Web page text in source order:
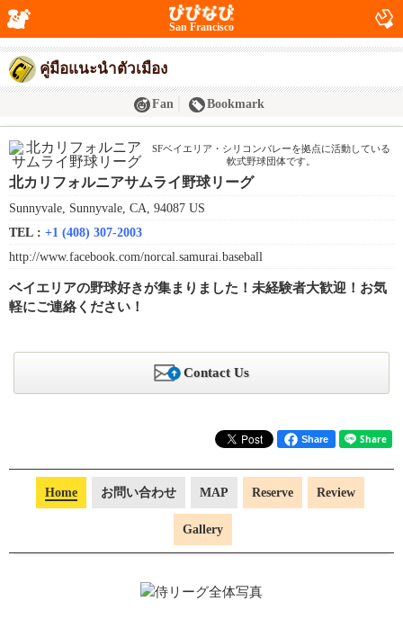
San Francisco
คู่มือแนะนำตัวเมือง
Fan Bookmark
SFベイエリア・シリコンバレーを拠点に活動している
軟式野球団体です。
北カリフォルニアサムライ野球リーグ
Sunnyvale, Sunnyvale, CA, 94087 US
TEL : +1 (408) 307-2003
http://www.facebook.com/norcal.samurai.baseball
ベイエリアの野球好きが集まりました！未経験者大歓迎！お気
軽にご連絡ください！
Contact Us
Share
Home お問い合わせ MAP Reserve Review
Gallery